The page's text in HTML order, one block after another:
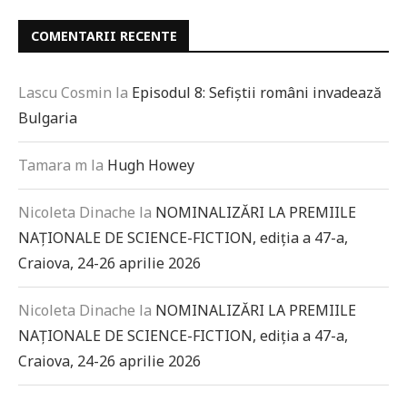
COMENTARII RECENTE
Lascu Cosmin la Episodul 8: Sefiștii români invadează
Bulgaria
Tamara m la Hugh Howey
Nicoleta Dinache la NOMINALIZĂRI LA PREMIILE
NAȚIONALE DE SCIENCE-FICTION, ediția a 47-a,
Craiova, 24-26 aprilie 2026
Nicoleta Dinache la NOMINALIZĂRI LA PREMIILE
NAȚIONALE DE SCIENCE-FICTION, ediția a 47-a,
Craiova, 24-26 aprilie 2026